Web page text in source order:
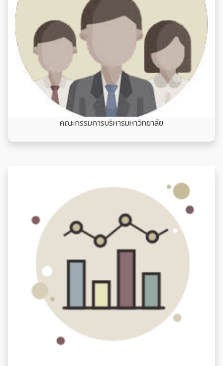
คณะกรรมการบริหารมหาวิทยาลัย